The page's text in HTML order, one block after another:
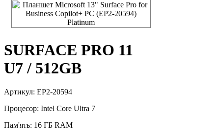
SURFACE PRO 11
U7 / 512GB
Артикул: EP2-20594
Процесор: Intel Core Ultra 7
Пам'ять: 16 ГБ RAM